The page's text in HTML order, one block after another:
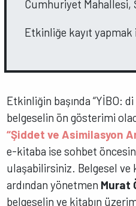
Cumhuriyet Mahallesi,
Etkinliğe kayıt yapmak
Etkinliğin başında “YİBO:
belgeselin ön gösterimi
“Şiddet ve Asimilasyon
e-kitaba ise sohbet
ulaşabilirsiniz. Belgesel ve
ardından yönetmen Murat
belgeselin ve kitabın